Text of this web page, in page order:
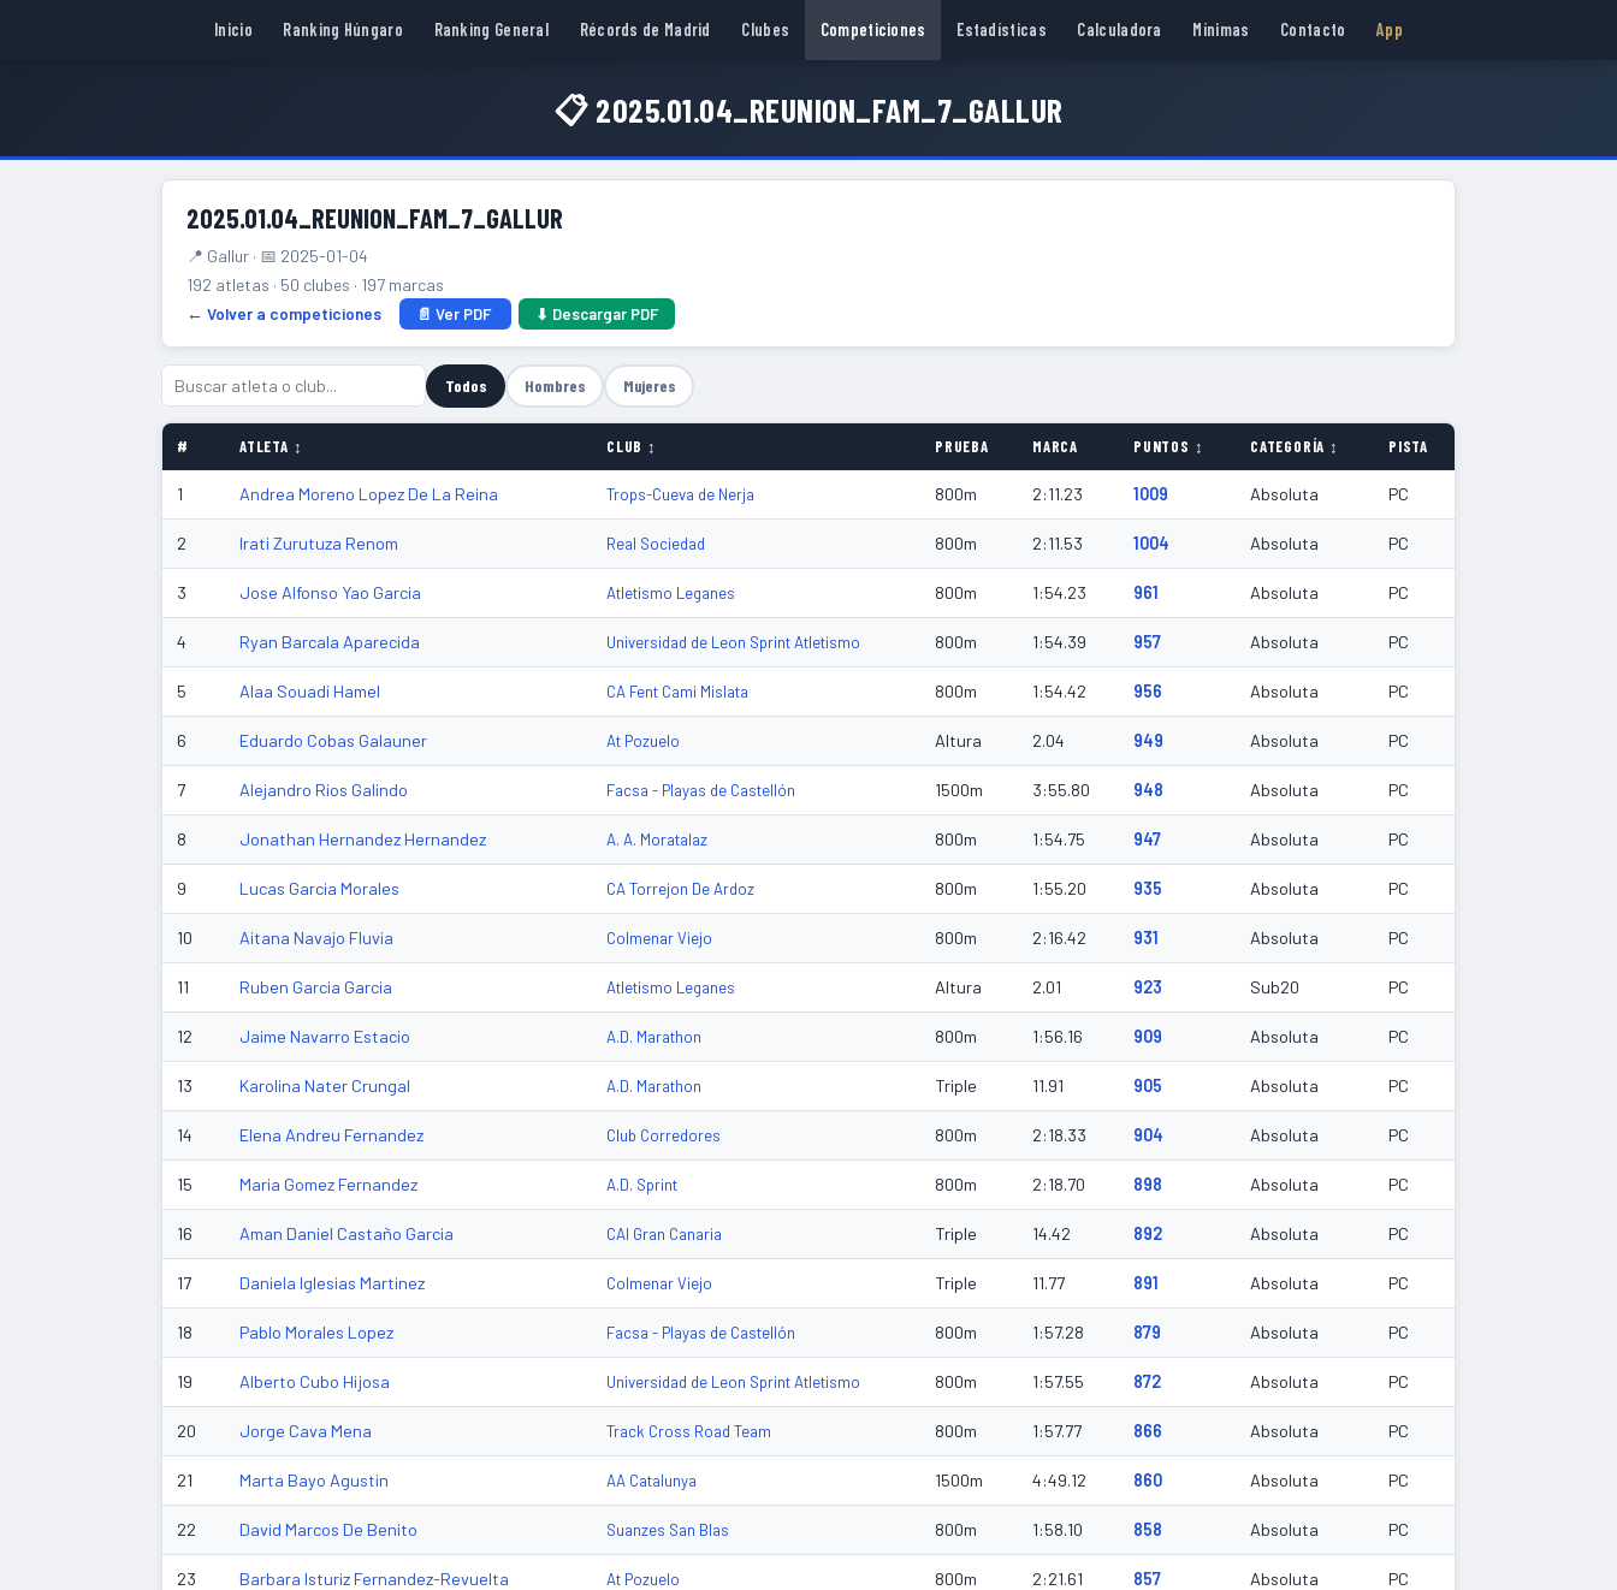
Inicio Ranking Húngaro Ranking General Récords de Madrid Clubes Competiciones Estadísticas Calculadora Mínimas Contacto App
📋 2025.01.04_REUNION_FAM_7_GALLUR
2025.01.04_REUNION_FAM_7_GALLUR
📍 Gallur · 📅 2025-01-04
192 atletas · 50 clubes · 197 marcas
← Volver a competiciones
📄 Ver PDF ⬇ Descargar PDF
Todos Hombres Mujeres
# ATLETA ↕ CLUB ↕ PRUEBA MARCA PUNTOS ↕ CATEGORÍA ↕ PISTA
1 Andrea Moreno Lopez De La Reina Trops-Cueva de Nerja 800m 2:11.23 1009 Absoluta PC
2 Irati Zurutuza Renom Real Sociedad 800m 2:11.53 1004 Absoluta PC
3 Jose Alfonso Yao Garcia Atletismo Leganes 800m 1:54.23 961 Absoluta PC
4 Ryan Barcala Aparecida Universidad de Leon Sprint Atletismo 800m 1:54.39 957 Absoluta PC
5 Alaa Souadi Hamel CA Fent Cami Mislata 800m 1:54.42 956 Absoluta PC
6 Eduardo Cobas Galauner At Pozuelo Altura 2.04 949 Absoluta PC
7 Alejandro Rios Galindo Facsa - Playas de Castellón 1500m 3:55.80 948 Absoluta PC
8 Jonathan Hernandez Hernandez A. A. Moratalaz 800m 1:54.75 947 Absoluta PC
9 Lucas Garcia Morales CA Torrejon De Ardoz 800m 1:55.20 935 Absoluta PC
10 Aitana Navajo Fluvia Colmenar Viejo 800m 2:16.42 931 Absoluta PC
11 Ruben Garcia Garcia Atletismo Leganes Altura 2.01 923 Sub20 PC
12 Jaime Navarro Estacio A.D. Marathon 800m 1:56.16 909 Absoluta PC
13 Karolina Nater Crungal A.D. Marathon Triple 11.91 905 Absoluta PC
14 Elena Andreu Fernandez Club Corredores 800m 2:18.33 904 Absoluta PC
15 Maria Gomez Fernandez A.D. Sprint 800m 2:18.70 898 Absoluta PC
16 Aman Daniel Castaño Garcia CAI Gran Canaria Triple 14.42 892 Absoluta PC
17 Daniela Iglesias Martinez Colmenar Viejo Triple 11.77 891 Absoluta PC
18 Pablo Morales Lopez Facsa - Playas de Castellón 800m 1:57.28 879 Absoluta PC
19 Alberto Cubo Hijosa Universidad de Leon Sprint Atletismo 800m 1:57.55 872 Absoluta PC
20 Jorge Cava Mena Track Cross Road Team 800m 1:57.77 866 Absoluta PC
21 Marta Bayo Agustin AA Catalunya 1500m 4:49.12 860 Absoluta PC
22 David Marcos De Benito Suanzes San Blas 800m 1:58.10 858 Absoluta PC
23 Barbara Isturiz Fernandez-Revuelta At Pozuelo 800m 2:21.61 857 Absoluta PC